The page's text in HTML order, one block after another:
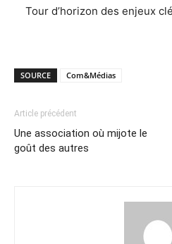
Tour d’horizon des enjeux
SOURCE Com&Médias
Article précédent
Une association où mijote le
goût des autres